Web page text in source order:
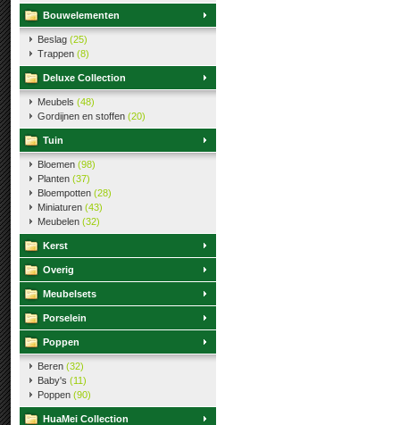
Bouwelementen
Beslag (25)
Trappen (8)
Deluxe Collection
Meubels (48)
Gordijnen en stoffen (20)
Tuin
Bloemen (98)
Planten (37)
Bloempotten (28)
Miniaturen (43)
Meubelen (32)
Kerst
Overig
Meubelsets
Porselein
Poppen
Beren (32)
Baby's (11)
Poppen (90)
HuaMei Collection